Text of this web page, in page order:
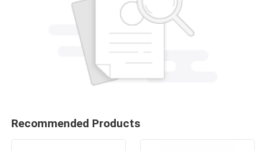
Recommended Products